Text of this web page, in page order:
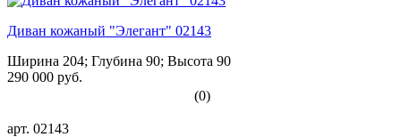
Диван кожаный "Элегант" 02143
Ширина 204; Глубина 90; Высота 90
290 000 руб.
(0)
арт. 02143